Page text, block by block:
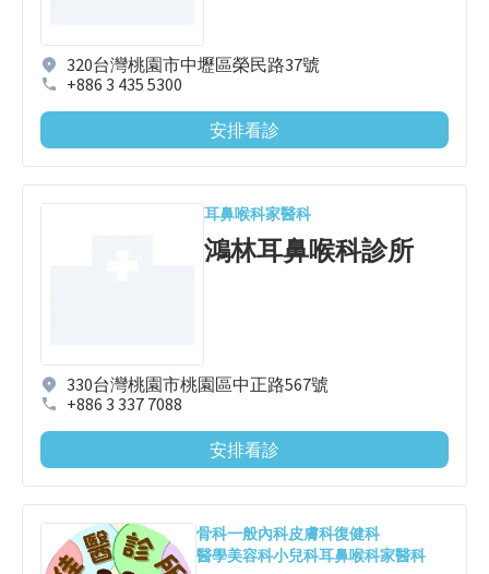
320台灣桃園市中壢區榮民路37號
+886 3 435 5300
安排看診
耳鼻喉科家醫科
鴻林耳鼻喉科診所
330台灣桃園市桃園區中正路567號
+886 3 337 7088
安排看診
骨科一般內科皮膚科復健科
醫學美容科小兒科耳鼻喉科家醫科